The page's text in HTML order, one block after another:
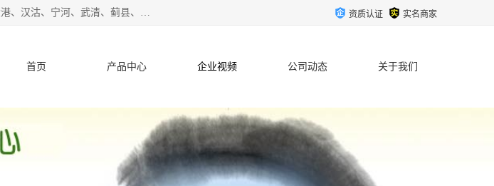
*主营范围：永安陵公墓,永乐园公墓,兰生园公墓,玉佛寺寝宫等墓地，覆盖天津市内及塘沽、大港、汉沽、宁河、武清、蓟县、静海、廊坊、北京、沧州等区域本中心由中国公墓网、天津公墓网、中国陵网、中国周易学会联合推举，我们的团队将会以优质的服务，竭诚为您服务，期待您的来电。 资质认证 实名商家
首页 产品中心 企业视频 公司动态 关于我们